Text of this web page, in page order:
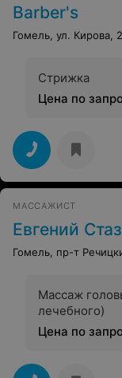
Barber's
Гомель, ул. Кирова,
Стрижка
Цена по
МАССАЖИСТ
Евгений
Гомель, пр-т
Массаж
лечебного)
Цена по